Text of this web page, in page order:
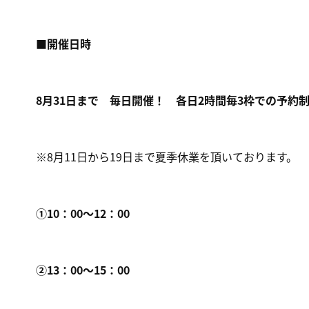
■開催日時
8月31日まで 毎日開催！ 各日2時間毎3枠での予約制
※8月11日から19日まで夏季休業を頂いております。
①10：00～12：00
②13：00～15：00